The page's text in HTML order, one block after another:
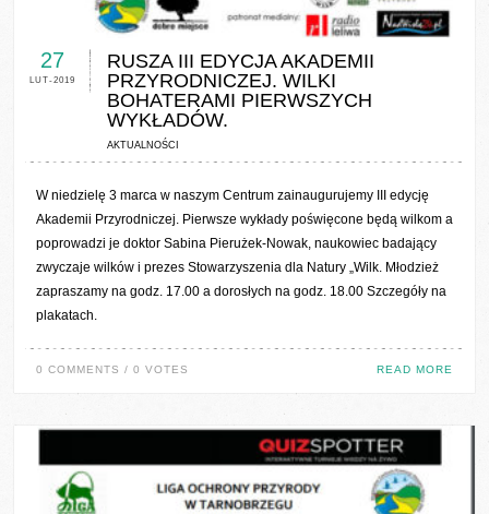
0 COMMENTS / 0 VOTES
27
LUT-2019
RUSZA III EDYCJA AKADEMII
PRZYRODNICZEJ. WILKI
BOHATERAMI PIERWSZYCH
WYKŁADÓW.
AKTUALNOŚCI
W niedzielę 3 marca w naszym Centrum zainaugurujemy III edycję
Akademii Przyrodniczej. Pierwsze wykłady poświęcone będą wilkom a
poprowadzi je doktor Sabina Pierużek-Nowak, naukowiec badający
zwyczaje wilków i prezes Stowarzyszenia dla Natury „Wilk. Młodzież
zapraszamy na godz. 17.00 a dorosłych na godz. 18.00 Szczegóły na
plakatach.
0 COMMENTS / 0 VOTES READ MORE